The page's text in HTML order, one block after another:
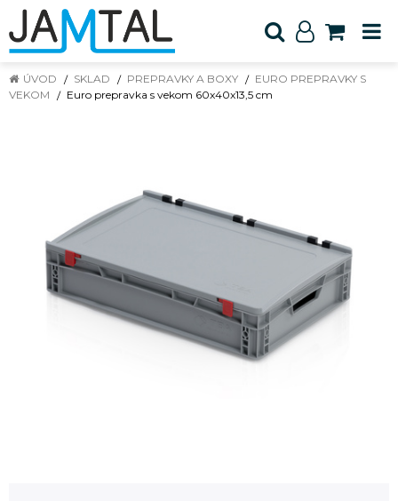
ÚVOD SKLAD PREPRAVKY A BOXY
EURO PREPRAVKY S
VEKOM
Euro prepravka s vekom 60x40x13,5 cm